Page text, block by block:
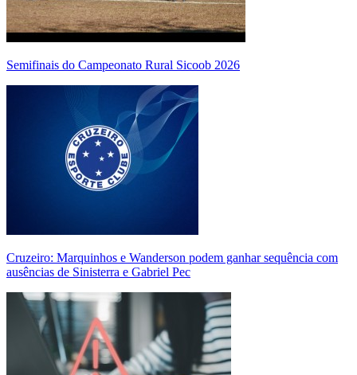
Semifinais do Campeonato Rural Sicoob 2026
Cruzeiro: Marquinhos e Wanderson podem ganhar sequência com
ausências de Sinisterra e Gabriel Pec